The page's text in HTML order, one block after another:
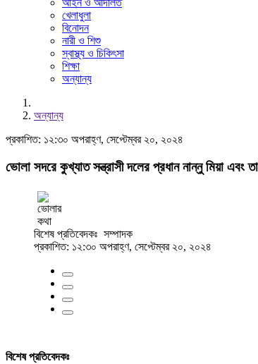
আইন ও আদালত
খেলাধুলা
বিনোদন
নারী ও শিশু
স্বাস্থ্য ও চিকিৎসা
শিক্ষা
অন্যান্য
অন্যান্য
প্রকাশিত: ১২:৩০ অপরাহ্ণ, সেপ্টেম্বর ২০, ২০২৪
ভোলা সদরে কুখ্যাত সন্ত্রাসী দলের প্রধান নান্নু মিয়া
বিশেষ প্রতিবেদকঃ সম্পাদক
প্রকাশিত: ১২:৩০ অপরাহ্ণ, সেপ্টেম্বর ২০, ২০২৪
বিশেষ প্রতিবেদকঃ